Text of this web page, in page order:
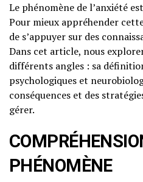
Le phénomène de l’anxiété
Pour mieux appréhender
de s’appuyer sur des
Dans cet article, nous
différents angles : sa
psychologiques et
conséquences et des
gérer.
PHÉNOMÈNE